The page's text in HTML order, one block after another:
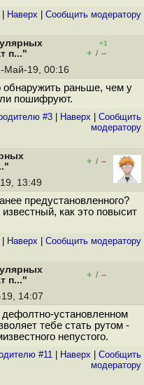
Наверх Cообщить модератору
п..."
+1
+ / –
Май-19, 00:16
обнаружить раньше, чем у
пошифруют.
#3 Наверх
Cообщить
модератору
+ / –
13:49
предустановленного?
как это повысит
Наверх Cообщить модератору
п..."
+ / –
14:07
установленном
тебе стать рутом -
непустого.
#11 Наверх
Cообщить
модератору